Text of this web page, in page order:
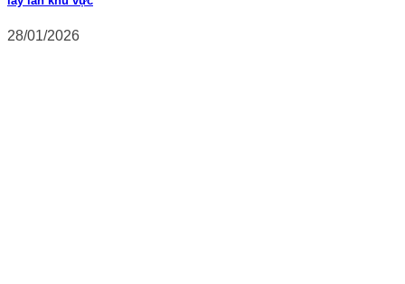
28/01/2026